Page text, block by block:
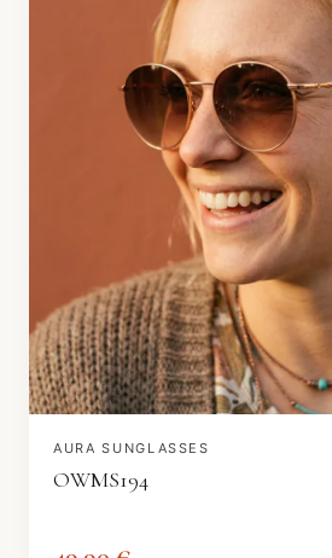
AURA SUNGLASSES
OWMS194